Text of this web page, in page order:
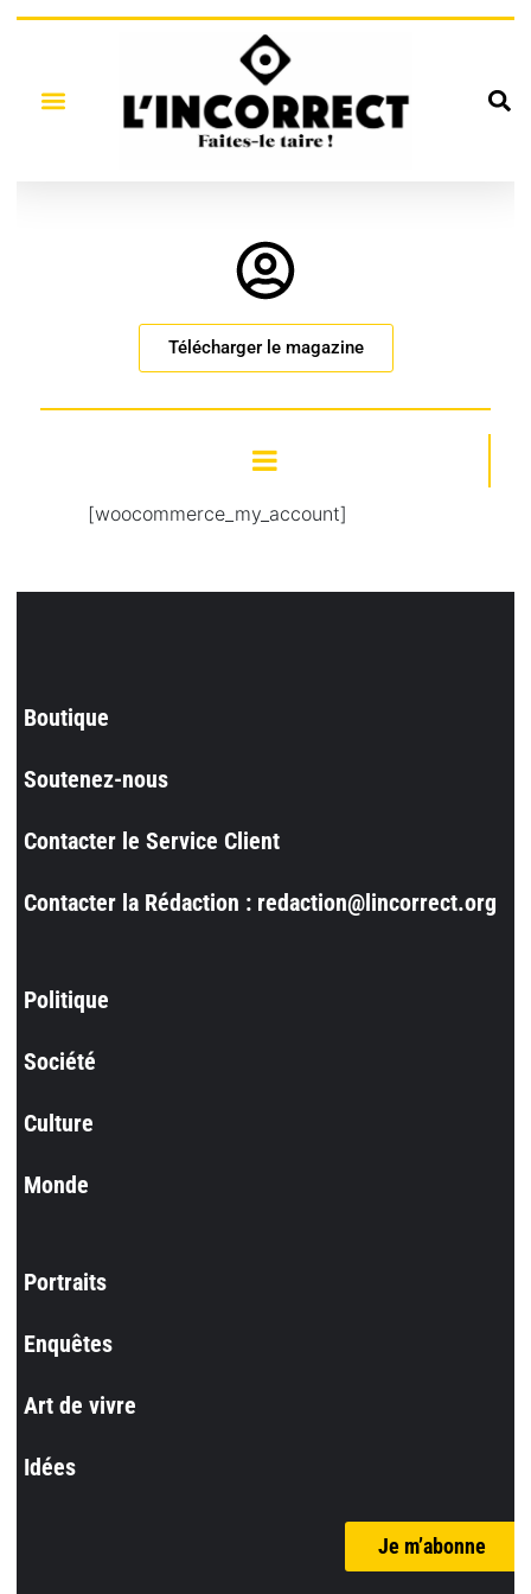
Télécharger le magazine
[woocommerce_my_account]
Boutique
Soutenez-nous
Contacter le Service Client
Contacter la Rédaction : redaction@lincorrect.org
Politique
Société
Culture
Monde
Portraits
Enquêtes
Art de vivre
Idées
Je m’abonne